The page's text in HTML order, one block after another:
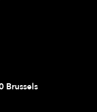
Brussels